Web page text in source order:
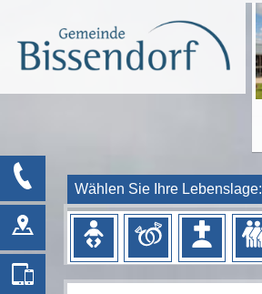
Wählen Sie Ihre Lebenslage: